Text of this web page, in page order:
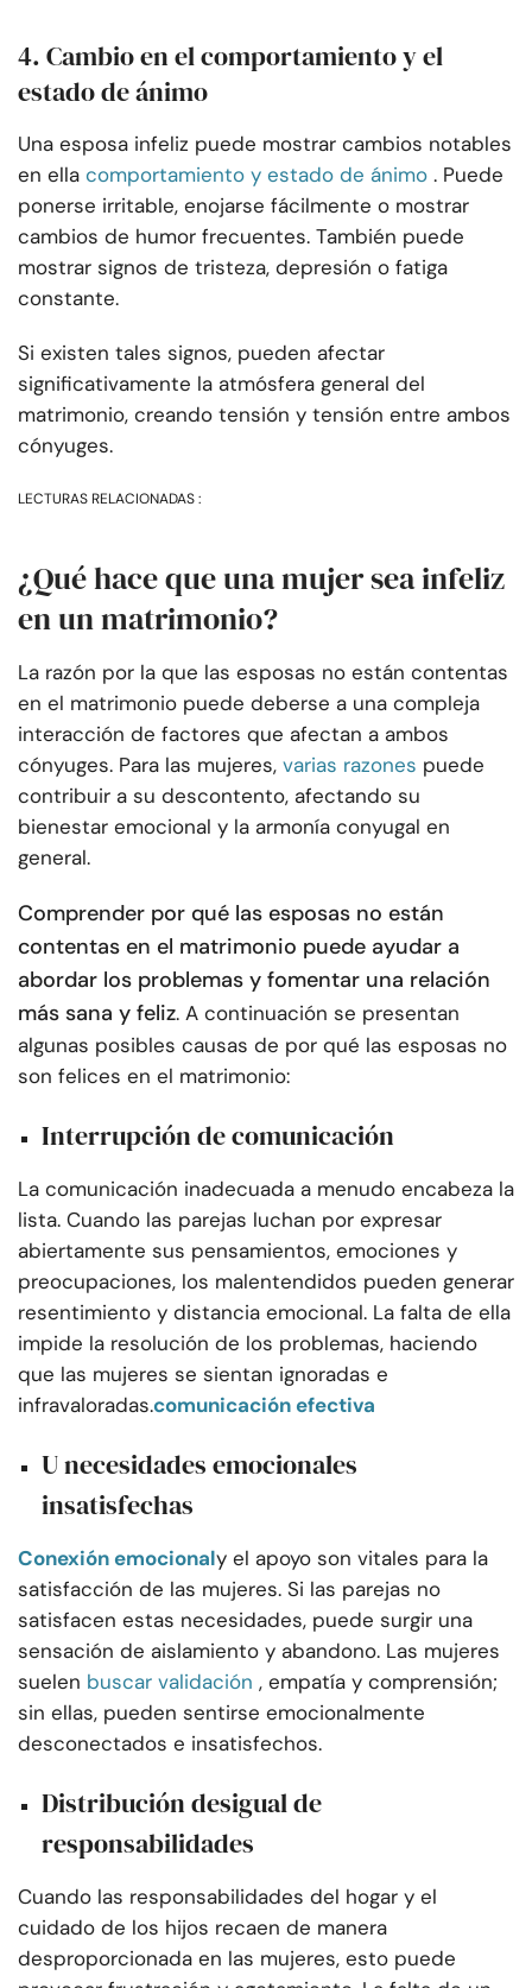
4. Cambio en el comportamiento y el
estado de ánimo
Una esposa infeliz puede mostrar cambios notables
en ella comportamiento y estado de ánimo . Puede
ponerse irritable, enojarse fácilmente o mostrar
cambios de humor frecuentes. También puede
mostrar signos de tristeza, depresión o fatiga
constante.
Si existen tales signos, pueden afectar
significativamente la atmósfera general del
matrimonio, creando tensión y tensión entre ambos
cónyuges.
LECTURAS RELACIONADAS :
¿Qué hace que una mujer sea infeliz
en un matrimonio?
La razón por la que las esposas no están contentas
en el matrimonio puede deberse a una compleja
interacción de factores que afectan a ambos
cónyuges. Para las mujeres, varias razones puede
contribuir a su descontento, afectando su
bienestar emocional y la armonía conyugal en
general.
Comprender por qué las esposas no están
contentas en el matrimonio puede ayudar a
abordar los problemas y fomentar una relación
más sana y feliz. A continuación se presentan
algunas posibles causas de por qué las esposas no
son felices en el matrimonio:
Interrupción de comunicación
La comunicación inadecuada a menudo encabeza la
lista. Cuando las parejas luchan por expresar
abiertamente sus pensamientos, emociones y
preocupaciones, los malentendidos pueden generar
resentimiento y distancia emocional. La falta de ella
impide la resolución de los problemas, haciendo
que las mujeres se sientan ignoradas e
infravaloradas.comunicación efectiva
Unecesidades emocionales
insatisfechas
Conexión emocionaly el apoyo son vitales para la
satisfacción de las mujeres. Si las parejas no
satisfacen estas necesidades, puede surgir una
sensación de aislamiento y abandono. Las mujeres
suelen buscar validación , empatía y comprensión;
sin ellas, pueden sentirse emocionalmente
desconectados e insatisfechos.
Distribución desigual de
responsabilidades
Cuando las responsabilidades del hogar y el
cuidado de los hijos recaen de manera
desproporcionada en las mujeres, esto puede